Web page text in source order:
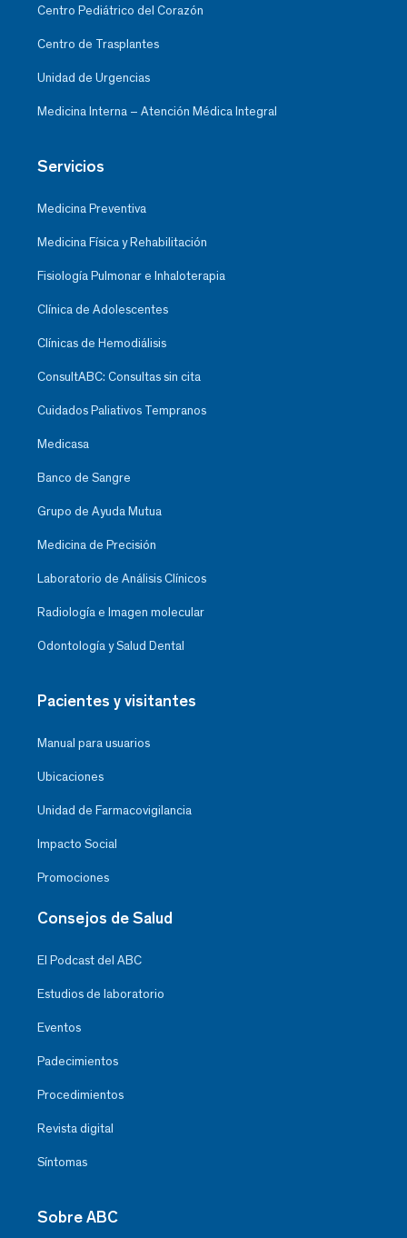
Centro Pediátrico del Corazón
Centro de Trasplantes
Unidad de Urgencias
Medicina Interna – Atención Médica Integral
Servicios
Medicina Preventiva
Medicina Física y Rehabilitación
Fisiología Pulmonar e Inhaloterapia
Clínica de Adolescentes
Clínicas de Hemodiálisis
ConsultABC: Consultas sin cita
Cuidados Paliativos Tempranos
Medicasa
Banco de Sangre
Grupo de Ayuda Mutua
Medicina de Precisión
Laboratorio de Análisis Clínicos
Radiología e Imagen molecular
Odontología y Salud Dental
Pacientes y visitantes
Manual para usuarios
Ubicaciones
Unidad de Farmacovigilancia
Impacto Social
Promociones
Consejos de Salud
El Podcast del ABC
Estudios de laboratorio
Eventos
Padecimientos
Procedimientos
Revista digital
Síntomas
Sobre ABC